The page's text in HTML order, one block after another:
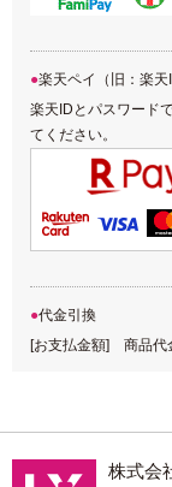
楽天ペイ（旧：楽天
楽天IDとパスワード
てください。
代金引換
[お支払金額] 商品代
株式会